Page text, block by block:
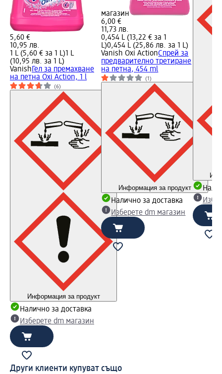
5,60 €
10,95 лв.
1 L (5,60 € за 1 L)1 L
(10,95 лв. за 1 L)
VanishГел за премахване
на петна Oxi Action, 1 l
(6)
Информация за продукт
Налично за доставка
Изберете dm магазин
магазин
6,00 €
11,73 лв.
0,454 L (13,22 € за 1
L)0,454 L (25,86 лв. за 1 L)
Vanish Oxi ActionСпрей за
предварително третиране
на петна, 454 ml
(1)
Информация за продукт
Налично за доставка
Изберете dm магазин
Други клиенти купуват също